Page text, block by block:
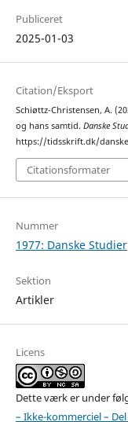
Publiceret
2025-01-03
Citation/Eksport
Schiøttz-Christensen, A.
og hans samtid. Danske
https://tidsskrift.dk/
Citationsformater
Nummer
1977: Danske Studier
Sektion
Artikler
Licens
Dette værk er under
– Ikke-kommerciel –